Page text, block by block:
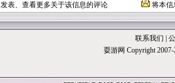
发表、查看更多关于该信息的评论 将本信
联系我们
耍游网 Copyright